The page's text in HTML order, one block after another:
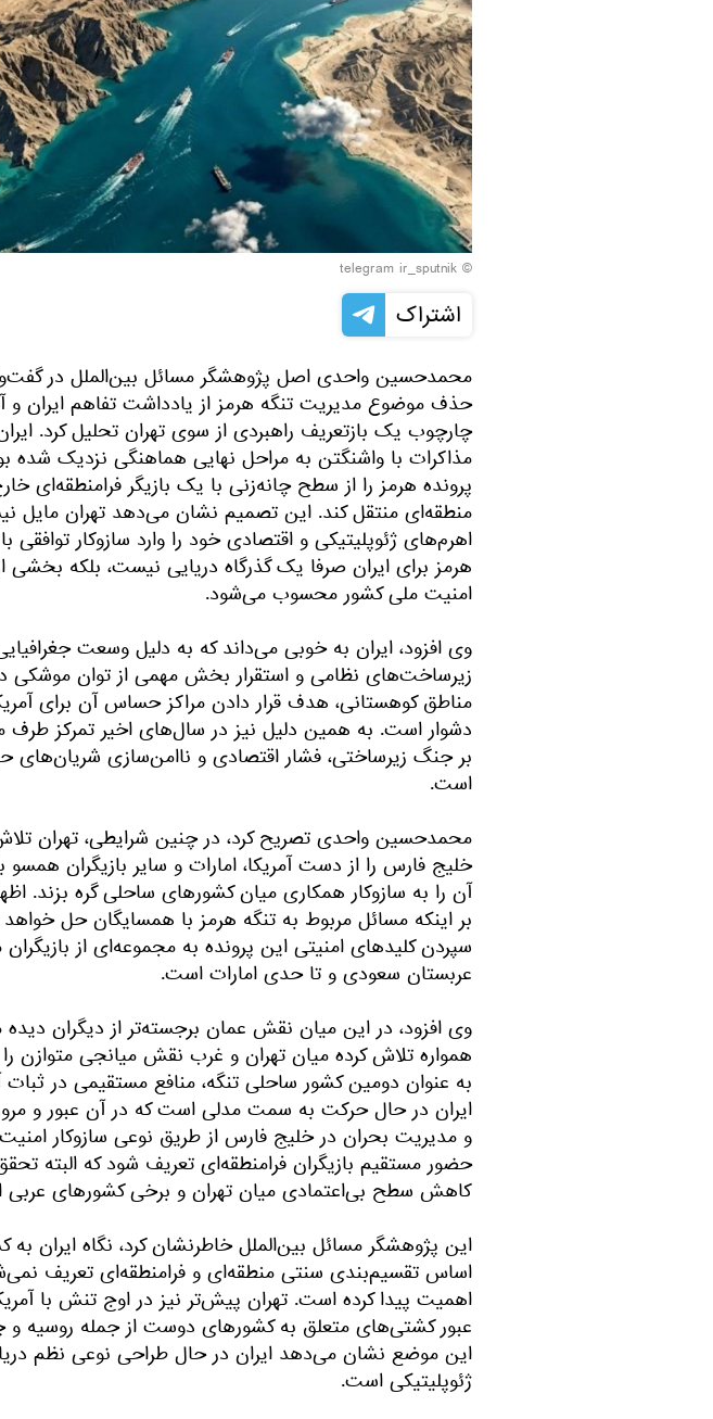
© telegram ir_sputnik
اشتراک
محمدحسین واحدی اصل پژوهشگر مسائل بین‌الملل در
حذف موضوع مدیریت تنگه هرمز از یادداشت تفاهم ایران و
چارچوب یک بازتعریف راهبردی از سوی تهران تحلیل کرد.
مذاکرات با واشنگتن به مراحل نهایی هماهنگی نزدیک شده
پرونده هرمز را از سطح چانه‌زنی با یک بازیگر فرامنطقه‌ای
منطقه‌ای منتقل کند. این تصمیم نشان می‌دهد تهران مایل
اهرم‌های ژئوپلیتیکی و اقتصادی خود را وارد سازوکار توافقی
هرمز برای ایران صرفا یک گذرگاه دریایی نیست، بلکه بخشی
امنیت ملی کشور محسوب می‌شود.
وی افزود، ایران به خوبی می‌داند که به دلیل وسعت
زیرساخت‌های نظامی و استقرار بخش مهمی از توان موشکی
مناطق کوهستانی، هدف قرار دادن مراکز حساس آن برای
دشوار است. به همین دلیل نیز در سال‌های اخیر تمرکز طرف
بر جنگ زیرساختی، فشار اقتصادی و ناامن‌سازی شریان‌های
است.
محمدحسین واحدی تصريح کرد، در چنین شرایطی، تهران
خلیج فارس را از دست آمریکا، امارات و سایر بازیگران
آن را به سازوکار همکاری میان کشورهای ساحلی گره بزند.
بر اینکه مسائل مربوط به تنگه هرمز با همسایگان حل
سپردن کلیدهای امنیتی این پرونده به مجموعه‌ای از
عربستان سعودی و تا حدی امارات است.
وی افزود، در این میان نقش عمان برجسته‌تر از دیگران
همواره تلاش کرده میان تهران و غرب نقش میانجی متوازن
به عنوان دومین کشور ساحلی تنگه، منافع مستقیمی در
ایران در حال حرکت به سمت مدلی است که در آن عبور و مرور
و مدیریت بحران در خلیج فارس از طریق نوعی سازوکار
حضور مستقیم بازیگران فرامنطقه‌ای تعریف شود که البته
کاهش سطح بی‌اعتمادی میان تهران و برخی کشورهای
این پژوهشگر مسائل بین‌الملل خاطرنشان کرد، نگاه ایران به
اساس تقسیم‌بندی سنتی منطقه‌ای و فرامنطقه‌ای تعریف
اهمیت پیدا کرده است. تهران پیش‌تر نیز در اوج تنش با
عبور کشتی‌های متعلق به کشورهای دوست از جمله روسیه
این موضع نشان می‌دهد ایران در حال طراحی نوعی نظم
ژئوپلیتیکی است.